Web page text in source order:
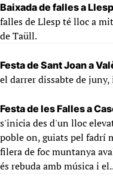
Baixada de falles a
falles de Llesp té lloc a
de Taüll.
Festa de Sant Joan a
el darrer dissabte de
Festa de les Falles a
s'inicia des d'un lloc
poble on, guiats pel fadrí
filera de foc muntanya
és rebuda amb música i